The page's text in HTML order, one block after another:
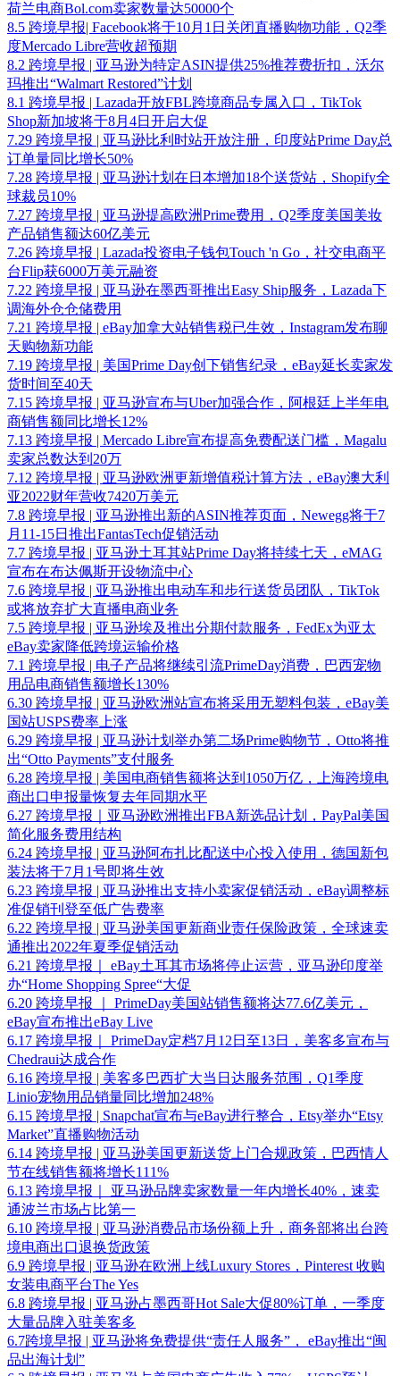
荷兰电商Bol.com卖家数量达50000个
8.5 跨境早报| Facebook将于10月1日关闭直播购物功能，Q2季
度Mercado Libre营收超预期
8.2 跨境早报 | 亚马逊为特定ASIN提供25%推荐费折扣，沃尔
玛推出“Walmart Restored”计划
8.1 跨境早报 | Lazada开放FBL跨境商品专属入口，TikTok
Shop新加坡将于8月4日开启大促
7.29 跨境早报 | 亚马逊比利时站开放注册，印度站Prime Day总
订单量同比增长50%
7.28 跨境早报 | 亚马逊计划在日本增加18个送货站，Shopify全
球裁员10%
7.27 跨境早报 | 亚马逊提高欧洲Prime费用，Q2季度美国美妆
产品销售额达60亿美元
7.26 跨境早报 | Lazada投资电子钱包Touch 'n Go，社交电商平
台Flip获6000万美元融资
7.22 跨境早报 | 亚马逊在墨西哥推出Easy Ship服务，Lazada下
调海外仓仓储费用
7.21 跨境早报 | eBay加拿大站销售税已生效，Instagram发布聊
天购物新功能
7.19 跨境早报 | 美国Prime Day创下销售纪录，eBay延长卖家发
货时间至40天
7.15 跨境早报 | 亚马逊宣布与Uber加强合作，阿根廷上半年电
商销售额同比增长12%
7.13 跨境早报 | Mercado Libre宣布提高免费配送门槛，Magalu
卖家总数达到20万
7.12 跨境早报 | 亚马逊欧洲更新增值税计算方法，eBay澳大利
亚2022财年营收7420万美元
7.8 跨境早报 | 亚马逊推出新的ASIN推荐页面，Newegg将于7
月11-15日推出FantasTech促销活动
7.7 跨境早报 | 亚马逊土耳其站Prime Day将持续七天，eMAG
宣布在布达佩斯开设物流中心
7.6 跨境早报 | 亚马逊推出电动车和步行送货员团队，TikTok
或将放弃扩大直播电商业务
7.5 跨境早报 | 亚马逊埃及推出分期付款服务，FedEx为亚太
eBay卖家降低跨境运输价格
7.1 跨境早报 | 电子产品将继续引流PrimeDay消费，巴西宠物
用品电商销售额增长130%
6.30 跨境早报 | 亚马逊欧洲站宣布将采用无塑料包装，eBay美
国站USPS费率上涨
6.29 跨境早报 | 亚马逊计划举办第二场Prime购物节，Otto将推
出“Otto Payments”支付服务
6.28 跨境早报 | 美国电商销售额将达到1050万亿，上海跨境电
商出口申报量恢复去年同期水平
6.27 跨境早报｜亚马逊欧洲推出FBA新选品计划，PayPal美国
简化服务费用结构
6.24 跨境早报 | 亚马逊阿布扎比配送中心投入使用，德国新包
装法将于7月1号即将生效
6.23 跨境早报 | 亚马逊推出支持小卖家促销活动，eBay调整标
准促销刊登至低广告费率
6.22 跨境早报 | 亚马逊美国更新商业责任保险政策，全球速卖
通推出2022年夏季促销活动
6.21 跨境早报｜ eBay土耳其市场将停止运营，亚马逊印度举
办“Home Shopping Spree“大促
6.20 跨境早报 ｜ PrimeDay美国站销售额将达77.6亿美元，
eBay宣布推出eBay Live
6.17 跨境早报｜ PrimeDay定档7月12日至13日，美客多宣布与
Chedraui达成合作
6.16 跨境早报 | 美客多巴西扩大当日达服务范围，Q1季度
Linio宠物用品销量同比增加248%
6.15 跨境早报 | Snapchat宣布与eBay进行整合，Etsy举办“Etsy
Market”直播购物活动
6.14 跨境早报 | 亚马逊美国更新送货上门合规政策，巴西情人
节在线销售额将增长111%
6.13 跨境早报｜ 亚马逊品牌卖家数量一年内增长40%，速卖
通波兰市场占比第一
6.10 跨境早报 | 亚马逊消费品市场份额上升，商务部将出台跨
境电商出口退换货政策
6.9 跨境早报 | 亚马逊在欧洲上线Luxury Stores，Pinterest 收购
女装电商平台The Yes
6.8 跨境早报 | 亚马逊占墨西哥Hot Sale大促80%订单，一季度
大量品牌入驻美客多
6.7跨境早报 | 亚马逊将免费提供“责任人服务”， eBay推出“闽
品出海计划”